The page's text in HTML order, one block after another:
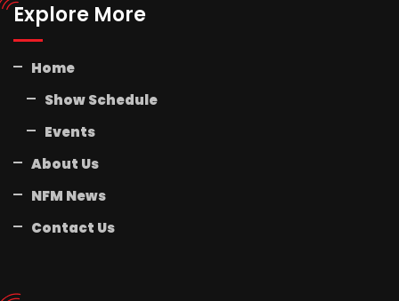
Explore More
Home
Show Schedule
Events
About Us
NFM News
Contact Us